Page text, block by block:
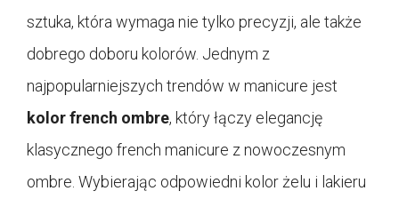
sztuka, która wymaga nie tylko precyzji, ale także
dobrego doboru kolorów. Jednym z
najpopularniejszych trendów w manicure jest
kolor french ombre, który łączy elegancję
klasycznego french manicure z nowoczesnym
ombre. Wybierając odpowiedni kolor żelu i lakieru